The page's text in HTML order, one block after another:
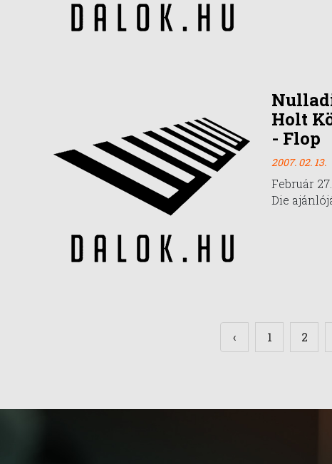
Holt
- Flop
2007. 02. 13.
Február
Die
‹ 1 2